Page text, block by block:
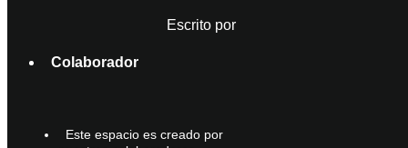
Escrito por
Colaborador
Este espacio es creado por